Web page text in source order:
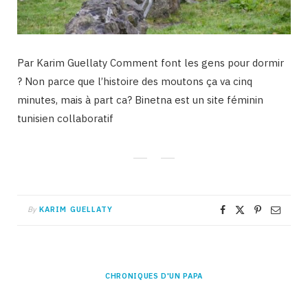
Par Karim Guellaty Comment font les gens pour dormir
? Non parce que l’histoire des moutons ça va cinq
minutes, mais à part ca? Binetna est un site féminin
tunisien collaboratif
By KARIM GUELLATY
CHRONIQUES D'UN PAPA